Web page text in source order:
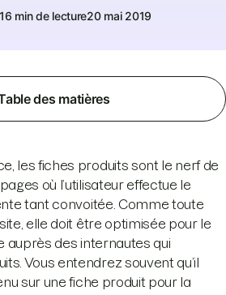
16 min de lecture20 mai 2019
des matières
les fiches produits sont le nerf de
où l’utilisateur effectue le
tant convoitée. Comme toute
elle doit être optimisée pour le
auprès des internautes qui
Vous entendrez souvent qu’il
sur une fiche produit pour la